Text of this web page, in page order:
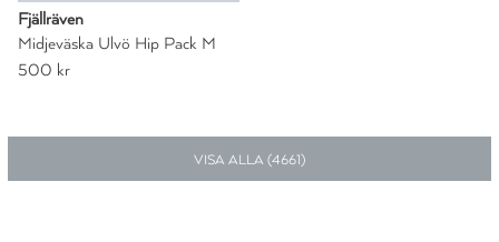
Fjällräven
Midjeväska Ulvö Hip Pack M
500 kr
VISA ALLA (4661)